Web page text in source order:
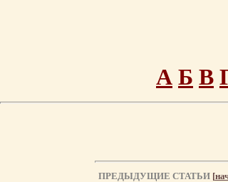
А Б В
ПРЕДЫДУЩИЕ СТАТЬИ [